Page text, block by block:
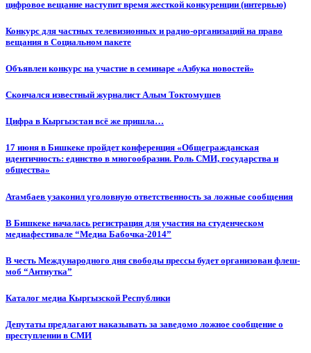
цифровое вещание наступит время жесткой конкуренции (интервью)
Конкурс для частных телевизионных и радио-организаций на право
вещания в Социальном пакете
Объявлен конкурс на участие в семинаре «Азбука новостей»
Cкончался известный журналист Алым Токтомушев
Цифра в Кыргызстан всё же пришла…
17 июня в Бишкеке пройдет конференция «Общегражданская
идентичность: единство в многообразии. Роль СМИ, государства и
общества»
Атамбаев узаконил уголовную ответственность за ложные сообщения
В Бишкеке началась регистрация для участия на студенческом
медиафестивале “Медиа Бабочка-2014”
В честь Международного дня свободы прессы будет организован флеш-
моб “Антиутка”
Каталог медиа Кыргызской Республики
Депутаты предлагают наказывать за заведомо ложное сообщение о
преступлении в СМИ